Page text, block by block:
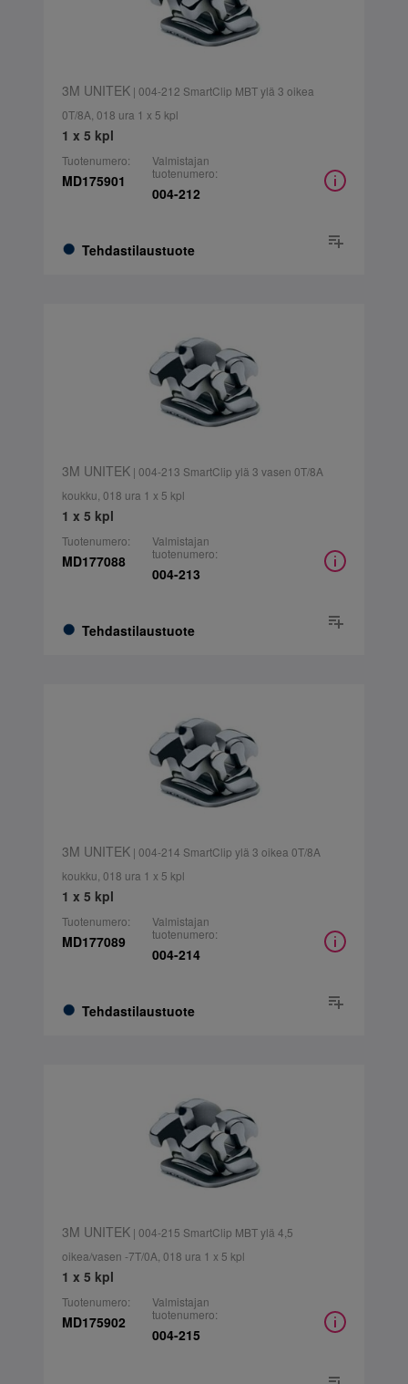
3M UNITEK| 004-212 SmartClip MBT ylä 3 oikea
0T/8A, 018 ura 1 x 5 kpl
1 x 5 kpl
Tuotenumero:
MD175901
Tehdastilaustuote
Valmistajan
tuotenumero:
004-212
3M UNITEK| 004-213 SmartClip ylä 3 vasen 0T/8A
koukku, 018 ura 1 x 5 kpl
1 x 5 kpl
Tuotenumero:
MD177088
Tehdastilaustuote
Valmistajan
tuotenumero:
004-213
3M UNITEK| 004-214 SmartClip ylä 3 oikea 0T/8A
koukku, 018 ura 1 x 5 kpl
1 x 5 kpl
Tuotenumero:
MD177089
Tehdastilaustuote
Valmistajan
tuotenumero:
004-214
3M UNITEK| 004-215 SmartClip MBT ylä 4,5
oikea/vasen -7T/0A, 018 ura 1 x 5 kpl
1 x 5 kpl
Tuotenumero:
MD175902
Valmistajan
tuotenumero:
004-215